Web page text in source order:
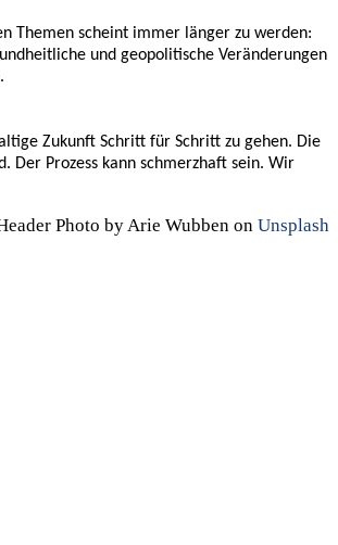
Themen scheint immer länger zu werden:
und geopolitische Veränderungen
Zukunft Schritt für Schritt zu gehen. Die
Der Prozess kann schmerzhaft sein. Wir
Photo by Arie Wubben on Unsplash